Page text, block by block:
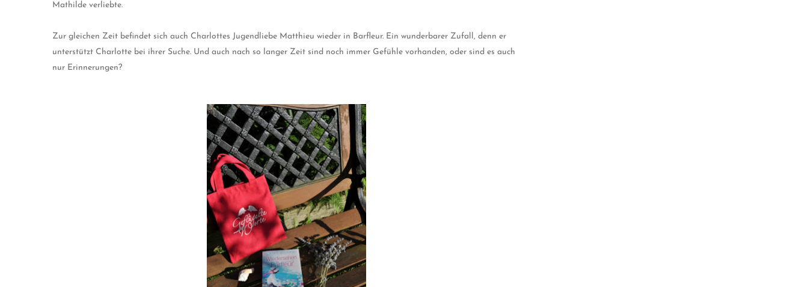
Mathilde verliebte.
Zur gleichen Zeit befindet sich auch Charlottes Jugendliebe Matthieu wieder in Barfleur. Ein wunderbarer Zufall, denn er
unterstützt Charlotte bei ihrer Suche. Und auch nach so langer Zeit sind noch immer Gefühle vorhanden, oder sind es auch
nur Erinnerungen?